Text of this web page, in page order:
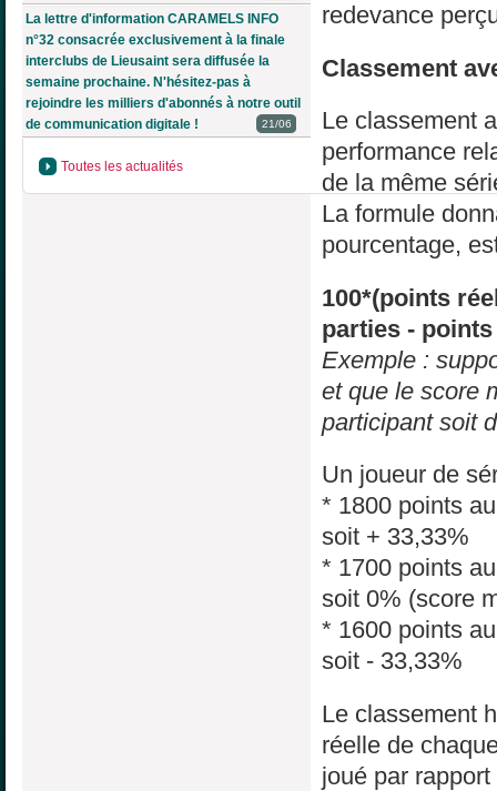
La lettre d'information CARAMELS INFO
n°32 consacrée exclusivement à la finale
interclubs de Lieusaint sera diffusée la
semaine prochaine. N'hésitez-pas à
rejoindre les milliers d'abonnés à notre outil
de communication digitale !
21/06
Toutes les actualités
redevance
Classement
Le classement
performance
de la même
La formule
pourcentage,
100*(points
parties -
Exemple :
et que le score
participant soit
Un joueur de
* 1800 points
soit + 33,33%
* 1700 points
soit 0% (score
* 1600 points
soit - 33,33%
Le classement
réelle de
joué par